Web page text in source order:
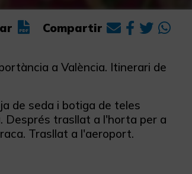
Compartir
a València. Itinerari de
de seda i botiga de teles
Després trasllat a l'horta per a
Trasllat a l'aeroport.